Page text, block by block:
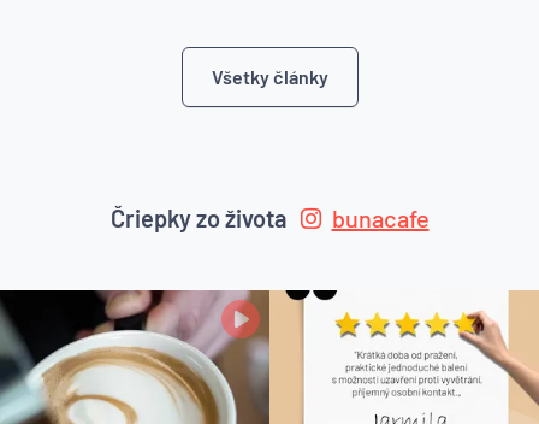
Všetky články
Čriepky zo života bunacafe